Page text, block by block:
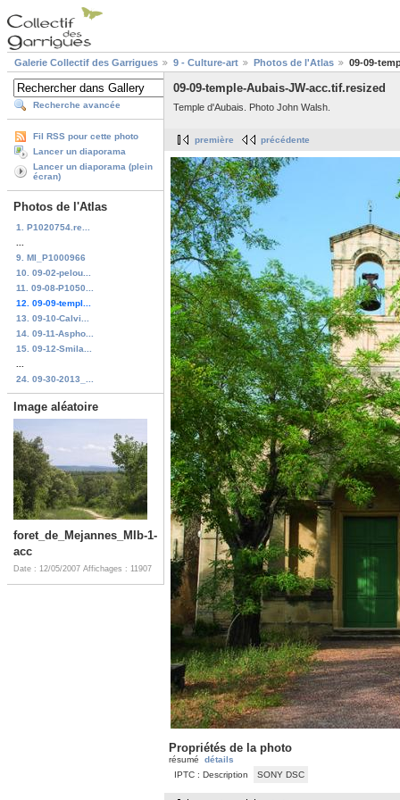
Galerie Collectif des Garrigues 9 - Culture-art Photos de l'Atlas 09-09-
Recherche avancée
Fil RSS pour cette photo
Lancer un diaporama
Lancer un diaporama (plein
écran)
Photos de l'Atlas
1. P1020754.re...
9. MI_P1000966
10. 09-02-pelou...
11. 09-08-P1050...
12. 09-09-templ...
13. 09-10-Calvi...
14. 09-11-Aspho...
15. 09-12-Smila...
24. 09-30-2013_...
Image aléatoire
foret_de_Mejannes_MIb-1-
acc
Date : 12/05/2007 Affichages : 11907
09-09-temple-Aubais-JW-acc.tif.resized
Temple d'Aubais. Photo John Walsh.
première précédente
Propriétés de la photo
résumé détails
IPTC : Description
SONY DSC